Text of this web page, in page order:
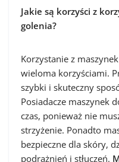
Jakie są korzyści z
golenia?
Korzystanie z
wieloma korzyściami.
szybki i skuteczny
Posiadacze maszynek
czas, ponieważ nie
strzyżenie. Ponadto
bezpieczne dla skóry,
podrażnień i stłuczeń.